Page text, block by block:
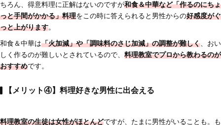
ちろん、得意料理に正解はないのですが和食＆中華など「作るのにちょ
っと手間がかかる」料理をこの時に答えられると男性からの好感度がぐ
っと上がります。
和食＆中華は「火加減」や「調味料のさじ加減」の調整が難しく、おい
しく作るのが難しいとされているので、 料理教室でプロから教わるのが
おすすめです。
【メリット④】料理好きな男性に出会える
料理教室の生徒は女性がほとんどですが、たまに男性がいることも。も